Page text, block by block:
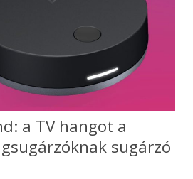
a TV hangot a
sugárzó